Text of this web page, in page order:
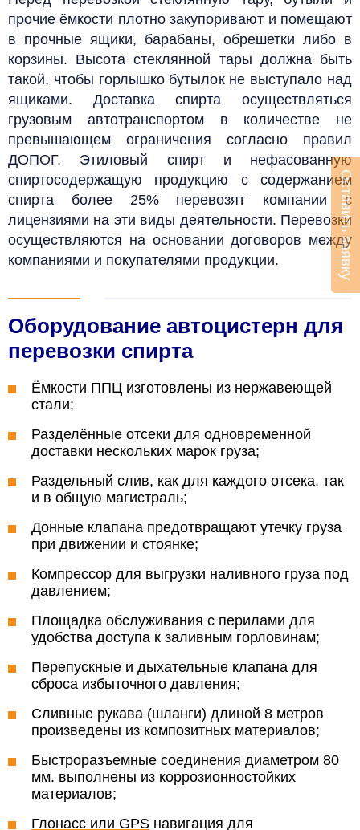
прочие ёмкости плотно закупоривают и помещают
в прочные ящики, барабаны, обрешетки либо в
корзины. Высота стеклянной тары должна быть
такой, чтобы горлышко бутылок не выступало над
ящиками. Доставка спирта осуществляться
грузовым автотранспортом в количестве не
превышающем ограничения согласно правил
ДОПОГ. Этиловый спирт и нефасованную
спиртосодержащую продукцию с содержанием
спирта более 25% перевозят компании с
лицензиями на эти виды деятельности. Перевозки
осуществляются на основании договоров между
компаниями и покупателями продукции.
Оборудование автоцистерн для
перевозки спирта
Ёмкости ППЦ изготовлены из нержавеющей
стали;
Разделённые отсеки для одновременной
доставки нескольких марок груза;
Раздельный слив, как для каждого отсека, так
и в общую магистраль;
Донные клапана предотвращают утечку груза
при движении и стоянке;
Компрессор для выгрузки наливного груза под
давлением;
Площадка обслуживания с перилами для
удобства доступа к заливным горловинам;
Перепускные и дыхательные клапана для
сброса избыточного давления;
Сливные рукава (шланги) длиной 8 метров
произведены из композитных материалов;
Быстроразъемные соединения диаметром 80
мм. выполнены из коррозионностойких
материалов;
Глонасс или GPS навигация для
Оставить заявку